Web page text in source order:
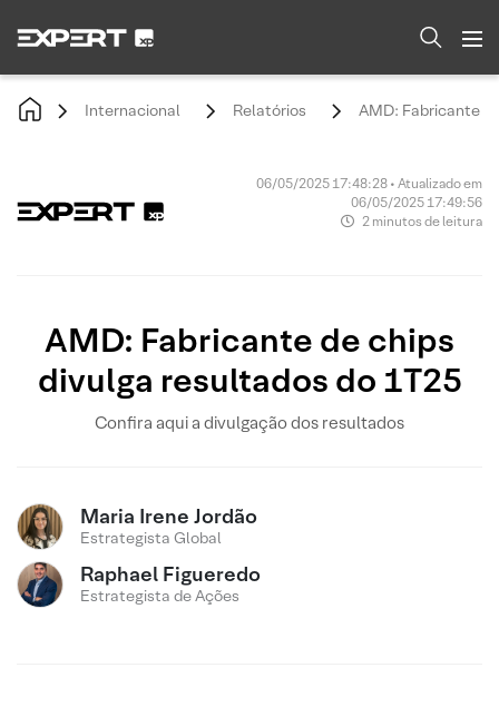
Internacional Relatórios AMD: Fabricante
06/05/2025 17:48:28 • Atualizado em
06/05/2025 17:49:56
2 minutos de leitura
AMD: Fabricante de chips
divulga resultados do 1T25
Confira aqui a divulgação dos resultados
Maria Irene Jordão
Estrategista Global
Raphael Figueredo
Estrategista de Ações